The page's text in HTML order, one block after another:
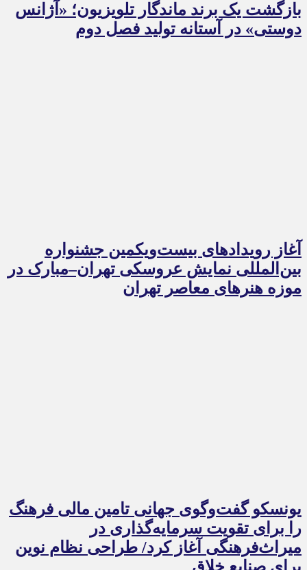
بازگشت یک برند ماندگار تلویزیون؛ «آژانس
دوستی» در آستانه تولید فصل دوم
آغاز رویدادهای بیست‌ویکمین جشنواره
بین‌المللی نمایش عروسکی تهران–مبارک در
موزه هنرهای معاصر تهران
یونسکو گفت‌وگوی جهانی تامین مالی فرهنگ
را برای تقویت سرمایه‌گذاری در
میراث‌فرهنگی آغاز کرد/ طراحی نظام نوین